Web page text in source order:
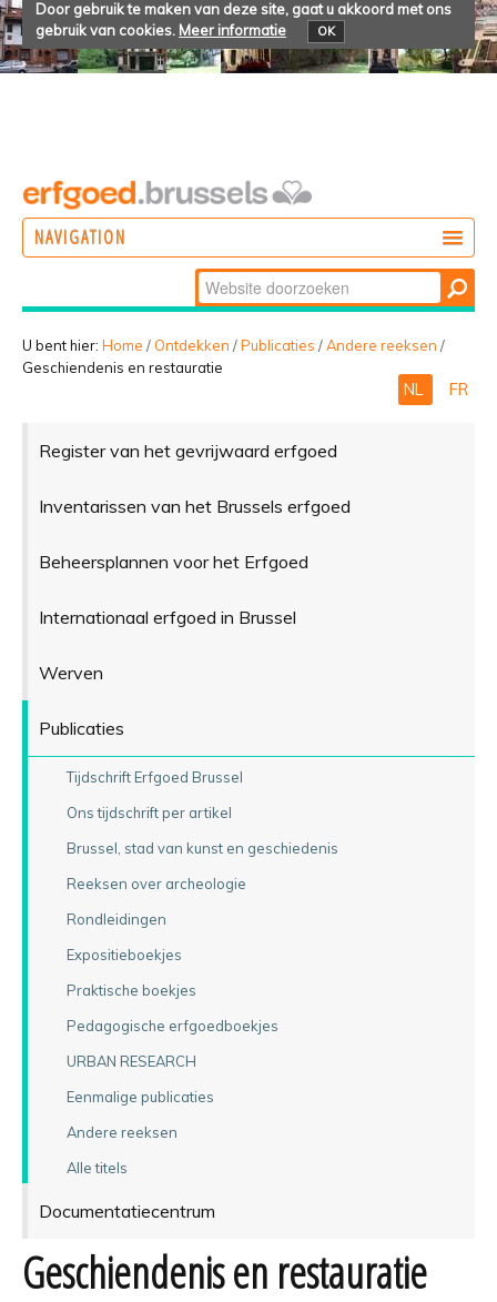
Door gebruik te maken van deze site, gaat u akkoord met ons
gebruik van cookies. Meer informatie OK
NAVIGATION
BELEVEN
Zoek
Geavanceerd
zoeken...
U bent hier: Home / Ontdekken /Publicaties /Andere reeksen /
Geschiendenis en restauratie
NL FR
Register van het gevrijwaard erfgoed
Inventarissen van het Brussels erfgoed
Beheersplannen voor het Erfgoed
Internationaal erfgoed in Brussel
Werven
Publicaties
Tijdschrift Erfgoed Brussel
Ons tijdschrift per artikel
Brussel, stad van kunst en geschiedenis
Reeksen over archeologie
Rondleidingen
Expositieboekjes
Praktische boekjes
Pedagogische erfgoedboekjes
URBAN RESEARCH
Eenmalige publicaties
Andere reeksen
Alle titels
Documentatiecentrum
Geschiendenis en restauratie